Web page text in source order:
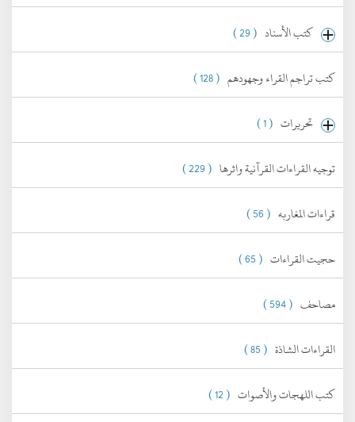
كتب الأسناد ( 29 )
كتب تراجم القراء وجهودهم ( 128 )
تحريرات ( 1 )
توجيه القراءات القرآنية واثرها ( 229 )
قراءات المغاربه ( 56 )
حجيت القراءات ( 65 )
مصاحف ( 594 )
القراءات الشاذة ( 85 )
كتب اللهجات والأصوات ( 12 )